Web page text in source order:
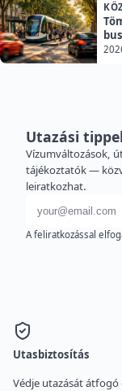
Utazási
Vízumváltozások,
tájékoztatók —
leiratkozhat.
E-mail cím
A feliratkozással
Utasbiztosítás
Védje utazását átfogó